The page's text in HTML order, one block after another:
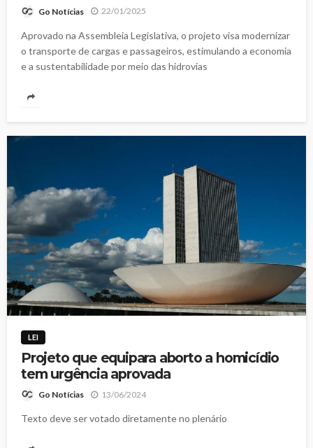
Go Notícias 22/01/2025
Aprovado na Assembleia Legislativa, o projeto visa modernizar
o transporte de cargas e passageiros, estimulando a economia
e a sustentabilidade por meio das hidrovias
LEI
Projeto que equipara aborto a homicídio
tem urgência aprovada
Go Notícias 13/06/2024
Texto deve ser votado diretamente no plenário